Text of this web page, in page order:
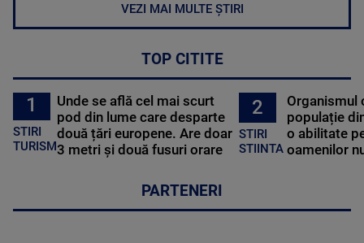
VEZI MAI MULTE ȘTIRI
TOP CITITE
1
STIRI
TURISM
Unde se află cel mai scurt
pod din lume care desparte
două țări europene. Are doar
3 metri și două fusuri orare
2
STIRI
STIINTA
Organismul
populație
o abilitate
oamenilor
PARTENERI